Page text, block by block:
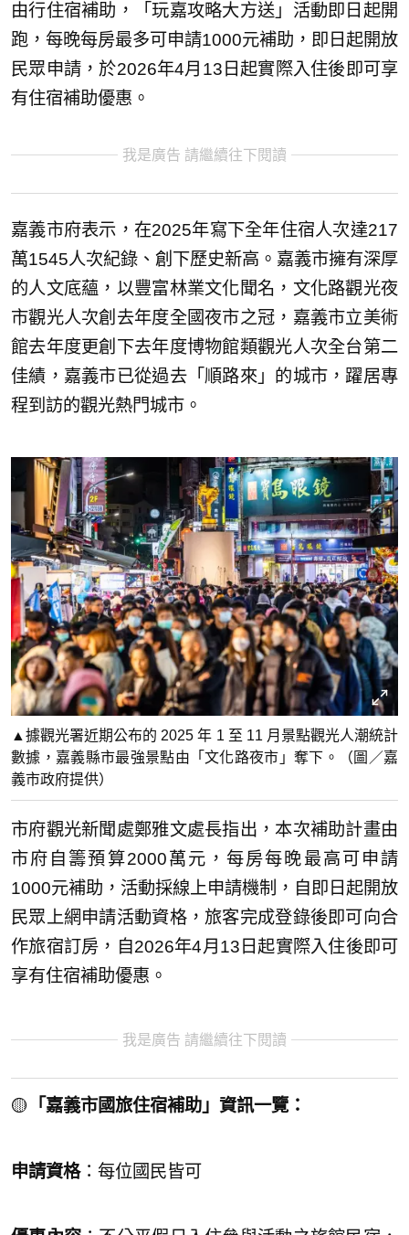
由行住宿補助，「玩嘉攻略大方送」活動即日起開
跑，每晚每房最多可申請1000元補助，即日起開放
民眾申請，於2026年4月13日起實際入住後即可享
有住宿補助優惠。
我是廣告 請繼續往下閱讀
嘉義市府表示，在2025年寫下全年住宿人次達217
萬1545人次紀錄、創下歷史新高。嘉義市擁有深厚
的人文底蘊，以豐富林業文化聞名，文化路觀光夜
市觀光人次創去年度全國夜市之冠，嘉義市立美術
館去年度更創下去年度博物館類觀光人次全台第二
佳績，嘉義市已從過去「順路來」的城市，躍居專
程到訪的觀光熱門城市。
▲據觀光署近期公布的 2025 年 1 至 11 月景點觀光人潮統計
數據，嘉義縣市最強景點由「文化路夜市」奪下。（圖／嘉
義市政府提供）
市府觀光新聞處鄭雅文處長指出，本次補助計畫由
市府自籌預算2000萬元，每房每晚最高可申請
1000元補助，活動採線上申請機制，自即日起開放
民眾上網申請活動資格，旅客完成登錄後即可向合
作旅宿訂房，自2026年4月13日起實際入住後即可
享有住宿補助優惠。
我是廣告 請繼續往下閱讀
🟡 「嘉義市國旅住宿補助」資訊一覽：
申請資格：每位國民皆可